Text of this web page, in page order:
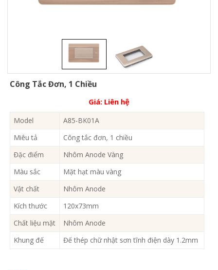
Công Tắc Đơn, 1 Chiều
Giá: Liên hệ
Model
A85-BK01A
Miêu tả
Công tắc đơn, 1 chiều
Đặc điểm
Nhôm Anode Vàng
Màu sắc
Mặt hạt màu vàng
Vật chất
Nhôm Anode
Kích thước
120x73mm
Chất liệu mặt
Nhôm Anode
Khung đế
Đế thép chữ nhật sơn tĩnh điện dày 1.2mm